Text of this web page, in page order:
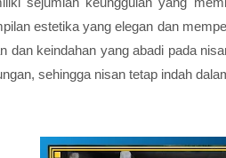
estetika yang elegan dan
dan keindahan yang abadi pada
sehingga nisan tetap indah